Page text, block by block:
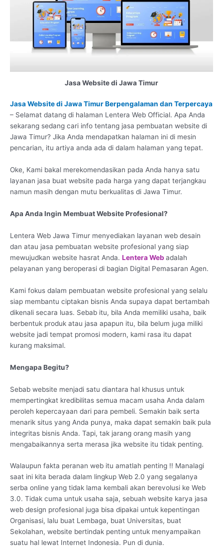
Jasa Website di Jawa Timur
Jasa Website di Jawa Timur Berpengalaman dan Terpercaya
– Selamat datang di halaman Lentera Web Official. Apa Anda
sekarang sedang cari info tentang jasa pembuatan website di
Jawa Timur? Jika Anda mendapatkan halaman ini di mesin
pencarian, itu artiya anda ada di dalam halaman yang tepat.
Oke, Kami bakal merekomendasikan pada Anda hanya satu
layanan jasa buat website pada harga yang dapat terjangkau
namun masih dengan mutu berkualitas di Jawa Timur.
Apa Anda Ingin Membuat Website Profesional?
Lentera Web Jawa Timur menyediakan layanan web desain
dan atau jasa pembuatan website profesional yang siap
mewujudkan website hasrat Anda. Lentera Web adalah
pelayanan yang beroperasi di bagian Digital Pemasaran Agen.
Kami fokus dalam pembuatan website profesional yang selalu
siap membantu ciptakan bisnis Anda supaya dapat bertambah
dikenali secara luas. Sebab itu, bila Anda memiliki usaha, baik
berbentuk produk atau jasa apapun itu, bila belum juga miliki
website jadi tempat promosi modern, kami rasa itu dapat
kurang maksimal.
Mengapa Begitu?
Sebab website menjadi satu diantara hal khusus untuk
mempertingkat kredibilitas semua macam usaha Anda dalam
peroleh kepercayaan dari para pembeli. Semakin baik serta
menarik situs yang Anda punya, maka dapat semakin baik pula
integritas bisnis Anda. Tapi, tak jarang orang masih yang
mengabaikannya serta merasa jika website itu tidak penting.
Walaupun fakta peranan web itu amatlah penting !! Manalagi
saat ini kita berada dalam lingkup Web 2.0 yang segalanya
serba online yang tidak lama kembali akan berevolusi ke Web
3.0. Tidak cuma untuk usaha saja, sebuah website karya jasa
web design profesional juga bisa dipakai untuk kepentingan
Organisasi, lalu buat Lembaga, buat Universitas, buat
Sekolahan, website bertindak penting untuk menyampaikan
suatu hal lewat Internet Indonesia. Pun di dunia.